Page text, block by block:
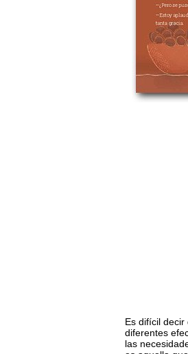
Es difícil
diferentes
las